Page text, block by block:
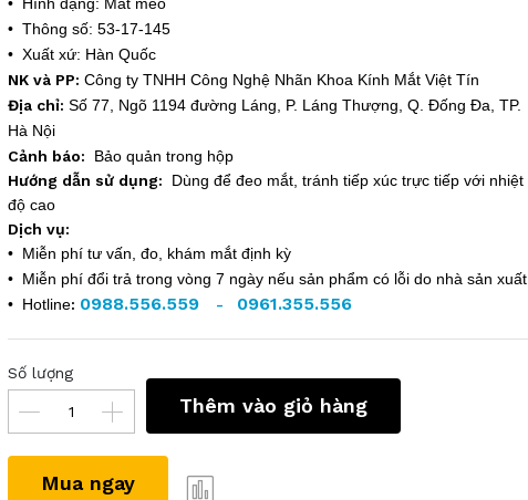
• Thông số: 53-17-145
• Xuất xứ: Hàn Quốc
NK và PP: Công ty TNHH Công Nghệ Nhãn Khoa Kính Mắt Việt Tín
Địa chỉ: Số 77, Ngõ 1194 đường Láng, P. Láng Thượng, Q. Đống Đa, TP.
Hà Nội
Cảnh báo: Bảo quản trong hộp
Hướng dẫn sử dụng: Dùng để đeo mắt, tránh tiếp xúc trực tiếp với nhiệt
độ cao
Dịch vụ:
• Miễn phí tư vấn, đo, khám mắt định kỳ
• Miễn phí đổi trả trong vòng 7 ngày nếu sản phẩm có lỗi do nhà sản xuất
• Hotline: 0988.556.559 - 0961.355.556
Số lượng
Thêm vào giỏ hàng
Mua ngay